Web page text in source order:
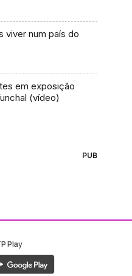
viver num país do
em exposição
(vídeo)
PUB
Play